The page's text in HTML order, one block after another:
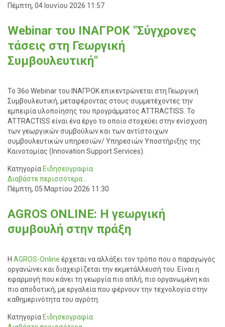
Πέμπτη, 04 Ιουνίου 2026 11:57
Webinar του ΙΝΑΓΡΟΚ "Σύγχρονες
τάσεις στη Γεωργική
Συμβουλευτική"
Το 36ο Webinar του ΙΝΑΓΡΟΚ επικεντρώνεται στη Γεωργική
Συμβουλευτική, μεταφέροντας στους συμμετέχοντες την
εμπειρία υλοποίησης του προγράμματος ATTRACTISS. Το
ATTRACTISS είναι ένα έργο το οποίο στοχεύει στην ενίσχυση
των γεωργικών συμβούλων και των αντίστοιχων
συμβουλευτικών υπηρεσιών/ Υπηρεσιών Υποστήριξης της
Καινοτομίας (Innovation Support Services).
Κατηγορία Ειδησεογραφία
Διαβάστε περισσότερα...
Πέμπτη, 05 Μαρτίου 2026 11:30
AGROS ONLINE: Η γεωργική
συμβουλή στην πράξη
Η AGROS-Online έρχεται να αλλάξει τον τρόπο που ο παραγωγός
οργανώνει και διαχειρίζεται την εκμετάλλευσή του. Είναι η
εφαρμογή που κάνει τη γεωργία πιο απλή, πιο οργανωμένη και
πιο αποδοτική, με εργαλεία που φέρνουν την τεχνολογία στην
καθημερινότητα του αγρότη.
Κατηγορία Ειδησεογραφία